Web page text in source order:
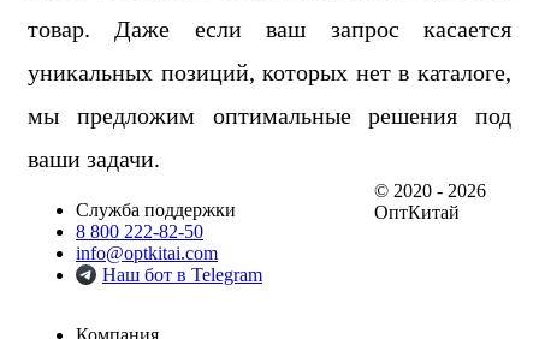
товар. Даже если ваш запрос касается
уникальных позиций, которых нет в каталоге,
мы предложим оптимальные решения под
ваши задачи.
Служба поддержки
8 800 222-82-50
info@optkitai.com
Наш бот в Telegram
Компания
© 2020 - 2026
ОптКитай